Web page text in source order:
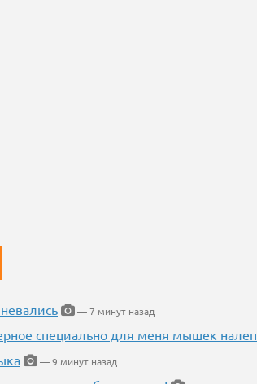
— 7 минут назад
специально для меня мышек
— 9 минут назад